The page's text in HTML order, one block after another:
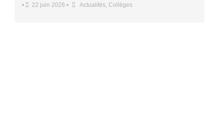
• 22 juin 2026 • Actualités, Collèges